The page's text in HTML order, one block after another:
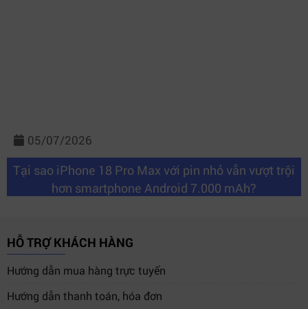
05/07/2026
Tại sao iPhone 18 Pro Max với pin nhỏ vẫn vượt trội
hơn smartphone Android 7.000 mAh?
HỖ TRỢ KHÁCH HÀNG
Hướng dẫn mua hàng trực tuyến
Hướng dẫn thanh toán, hóa đơn